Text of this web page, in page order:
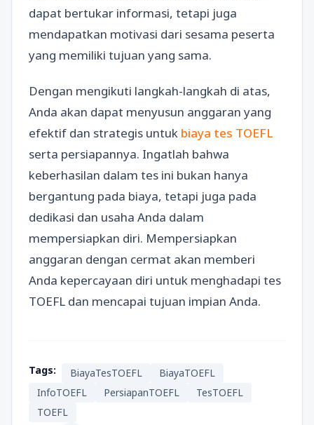
dapat bertukar informasi, tetapi juga
mendapatkan motivasi dari sesama peserta
yang memiliki tujuan yang sama.
Dengan mengikuti langkah-langkah di atas,
Anda akan dapat menyusun anggaran yang
efektif dan strategis untuk biaya tes TOEFL
serta persiapannya. Ingatlah bahwa
keberhasilan dalam tes ini bukan hanya
bergantung pada biaya, tetapi juga pada
dedikasi dan usaha Anda dalam
mempersiapkan diri. Mempersiapkan
anggaran dengan cermat akan memberi
Anda kepercayaan diri untuk menghadapi tes
TOEFL dan mencapai tujuan impian Anda.
Tags: BiayaTesTOEFL
BiayaTOEFL
InfoTOEFL
PersiapanTOEFL
TesTOEFL
TOEFL